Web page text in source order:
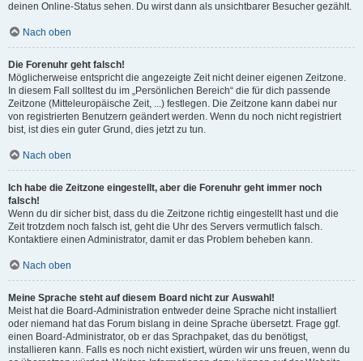
deinen Online-Status sehen. Du wirst dann als unsichtbarer Besucher gezählt.
Nach oben
Die Forenuhr geht falsch!
Möglicherweise entspricht die angezeigte Zeit nicht deiner eigenen Zeitzone.
In diesem Fall solltest du im „Persönlichen Bereich“ die für dich passende
Zeitzone (Mitteleuropäische Zeit, ...) festlegen. Die Zeitzone kann dabei nur
von registrierten Benutzern geändert werden. Wenn du noch nicht registriert
bist, ist dies ein guter Grund, dies jetzt zu tun.
Nach oben
Ich habe die Zeitzone eingestellt, aber die Forenuhr geht immer noch
falsch!
Wenn du dir sicher bist, dass du die Zeitzone richtig eingestellt hast und die
Zeit trotzdem noch falsch ist, geht die Uhr des Servers vermutlich falsch.
Kontaktiere einen Administrator, damit er das Problem beheben kann.
Nach oben
Meine Sprache steht auf diesem Board nicht zur Auswahl!
Meist hat die Board-Administration entweder deine Sprache nicht installiert
oder niemand hat das Forum bislang in deine Sprache übersetzt. Frage ggf.
einen Board-Administrator, ob er das Sprachpaket, das du benötigst,
installieren kann. Falls es noch nicht existiert, würden wir uns freuen, wenn du